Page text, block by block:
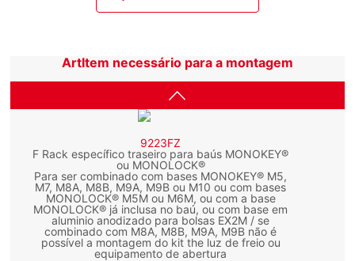
ArtItem necessário para a montagem
9223FZ
F Rack específico traseiro para baús MONOKEY®
ou MONOLOCK®
Para ser combinado com bases MONOKEY® M5,
M7, M8A, M8B, M9A, M9B ou M10 ou com bases
MONOLOCK® M5M ou M6M, ou com a base
MONOLOCK® já inclusa no baú, ou com base em
aluminio anodizado para bolsas EX2M / se
combinado com M8A, M8B, M9A, M9B não é
possível a montagem do kit the luz de freio ou
equipamento de abertura